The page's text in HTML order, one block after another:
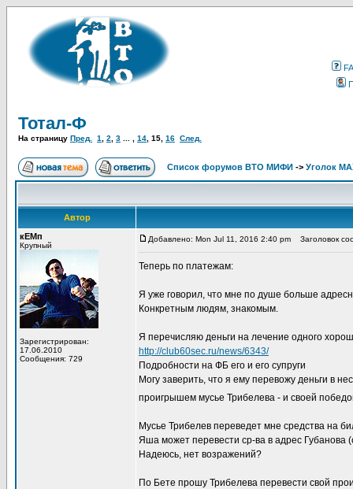
Тотал-Ф
На страницу Пред. 1 2 3 14 15 16 След.
Список форумов ВТО МИФИ -> Уголок
Автор
кЕМп
Крупный
Зарегистрирован:
17.06.2010
Сообщения: 729
Добавлено: Mon Jul 11, 2016 2:40 pm Заголовок
Теперь по платежам:
Я уже говорил, что мне по душе больше
Конкретным людям, знакомым.
Я перечисляю деньги на лечение одного
http://club60sec.ru/news/6343/
Подробности на ФБ его и его супруги
Могу заверить, что я ему перевожу деньги в
проигрышем мусье Трибелева - и своей
Мусье Трибелев переведет мне средства на
Яша может перевести ср-ва в адрес Губанова
Надеюсь, нет возражений?
По Бете прошу Трибелева перевести свой